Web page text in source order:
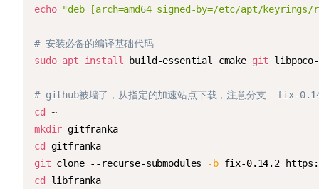
echo
"deb [arch=amd64 signed-by=/etc/apt/
# 安装必备的编译基础代码
sudo apt install build-essential cmake git
# github被墙了，从指定的加速站点下载，注意分支  fix-
cd
~
mkdir
gitfranka
cd
git clone --recurse-submodules
-b
cd